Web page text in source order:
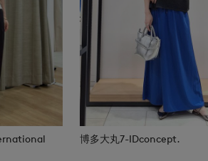
博多大丸7-IDconcept.